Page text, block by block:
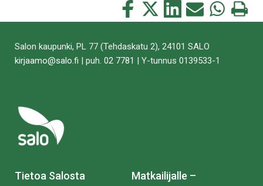
Jaa
tämä
Jaa
tämä
Jaa
tämä
Jaa
tämä
Jaa
tämä
Tulosta
tämä
Salon kaupunki, PL 77 (Tehdaskatu 2), 24101 SALO
kirjaamo@salo.fi | puh. 02 7781 | Y-tunnus 0139533-1
Tietoa Salosta
Matkailijalle –